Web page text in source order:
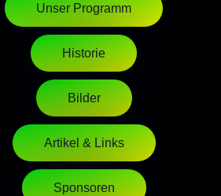
Unser Programm
Historie
Bilder
Artikel & Links
Sponsoren